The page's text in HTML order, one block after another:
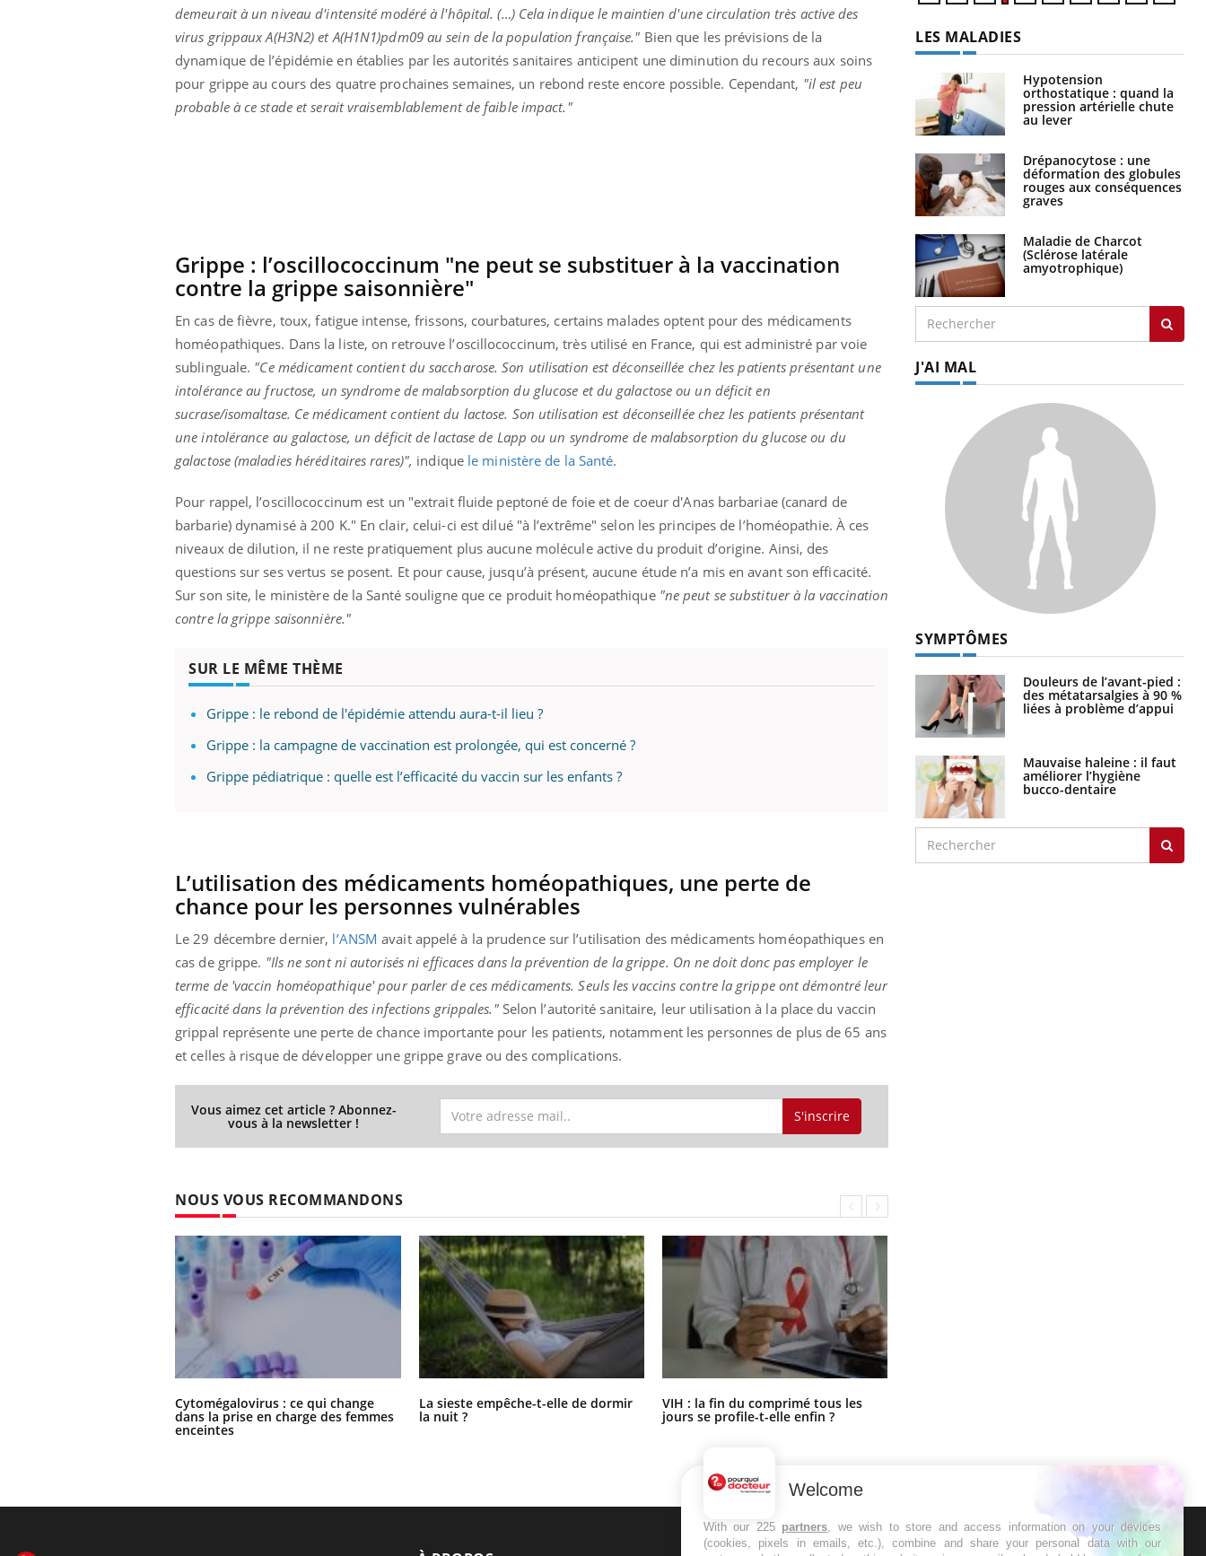
demeurait à un niveau d'intensité modéré à l'hôpital. (…) Cela indique le maintien d'une circulation très active des
virus grippaux A(H3N2) et A(H1N1)pdm09 au sein de la population française." Bien que les prévisions de la
dynamique de l’épidémie en établies par les autorités sanitaires anticipent une diminution du recours aux soins
pour grippe au cours des quatre prochaines semaines, un rebond reste encore possible. Cependant, "il est peu
probable à ce stade et serait vraisemblablement de faible impact."
Grippe : l’oscillococcinum "ne peut se substituer à la vaccination
contre la grippe saisonnière"
En cas de fièvre, toux, fatigue intense, frissons, courbatures, certains malades optent pour des médicaments
homéopathiques. Dans la liste, on retrouve l’oscillococcinum, très utilisé en France, qui est administré par voie
sublinguale. "Ce médicament contient du saccharose. Son utilisation est déconseillée chez les patients présentant une
intolérance au fructose, un syndrome de malabsorption du glucose et du galactose ou un déficit en
sucrase/isomaltase. Ce médicament contient du lactose. Son utilisation est déconseillée chez les patients présentant
une intolérance au galactose, un déficit de lactase de Lapp ou un syndrome de malabsorption du glucose ou du
galactose (maladies héréditaires rares)", indique le ministère de la Santé.
Pour rappel, l’oscillococcinum est un "extrait fluide peptoné de foie et de coeur d'Anas barbariae (canard de
barbarie) dynamisé à 200 K." En clair, celui-ci est dilué "à l’extrême" selon les principes de l’homéopathie. À ces
niveaux de dilution, il ne reste pratiquement plus aucune molécule active du produit d’origine. Ainsi, des
questions sur ses vertus se posent. Et pour cause, jusqu’à présent, aucune étude n’a mis en avant son efficacité.
Sur son site, le ministère de la Santé souligne que ce produit homéopathique "ne peut se substituer à la vaccination
contre la grippe saisonnière."
SUR LE MÊME THÈME
Grippe : le rebond de l'épidémie attendu aura-t-il lieu ?
Grippe : la campagne de vaccination est prolongée, qui est concerné ?
Grippe pédiatrique : quelle est l’efficacité du vaccin sur les enfants ?
L’utilisation des médicaments homéopathiques, une perte de
chance pour les personnes vulnérables
Le 29 décembre dernier, l’ANSM avait appelé à la prudence sur l’utilisation des médicaments homéopathiques en
cas de grippe. "Ils ne sont ni autorisés ni efficaces dans la prévention de la grippe. On ne doit donc pas employer le
terme de 'vaccin homéopathique' pour parler de ces médicaments. Seuls les vaccins contre la grippe ont démontré leur
efficacité dans la prévention des infections grippales."Selon l’autorité sanitaire, leur utilisation à la place du vaccin
grippal représente une perte de chance importante pour les patients, notamment les personnes de plus de 65 ans
et celles à risque de développer une grippe grave ou des complications.
Vous aimez cet article ? Abonnez-
vous à la newsletter ! S'inscrire
NOUS VOUS RECOMMANDONS
Cytomégalovirus : ce qui change
dans la prise en charge des femmes
enceintes
La sieste empêche-t-elle de dormir
la nuit ?
VIH : la fin du comprimé tous les
jours se profile-t-elle enfin ?
LES MALADIES
Hypotension
orthostatique : quand la
pression artérielle chute
au lever
Drépanocytose : une
déformation des globules
rouges aux conséquences
graves
Maladie de Charcot
(Sclérose latérale
amyotrophique)
J'AI MAL
SYMPTÔMES
Douleurs de l’avant-pied :
des métatarsalgies à 90 %
liées à problème d’appui
Mauvaise haleine : il faut
améliorer l’hygiène
bucco-dentaire
Welcome
With our 225 partners, we wish to store and access information on your devices
(cookies, pixels in emails, etc.), combine and share your personal data with our